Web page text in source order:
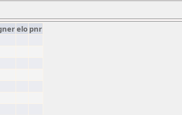
elo pnr